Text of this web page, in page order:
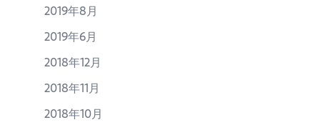
2019年8月
2019年6月
2018年12月
2018年11月
2018年10月